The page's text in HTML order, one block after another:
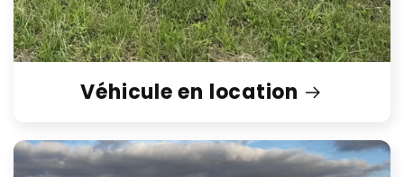
Véhicule en location